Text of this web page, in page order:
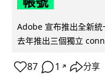
Adobe 宣布推出全新
去年推出三個獨立
87 1 ↗ 分享